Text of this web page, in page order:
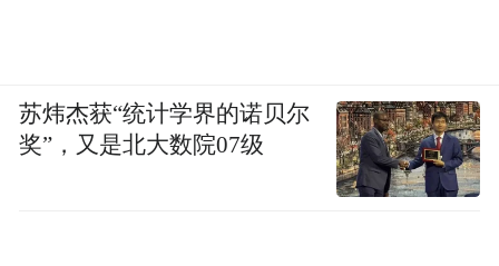
苏炜杰获“统计学界的诺贝尔
奖”，又是北大数院07级